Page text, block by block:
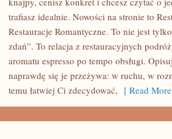
RESTAURACJE
NAD
MORZEM
JEZIOREM
trafiasz idealnie. Nowości na stronie to
Restauracje Romantyczne. To nie jest
zdań”. To relacja z restauracyjnych
aromatu espresso po tempo obsługi.
naprawdę się je przeżywa: w ruchu, w
temu łatwiej Ci zdecydować, [ Read